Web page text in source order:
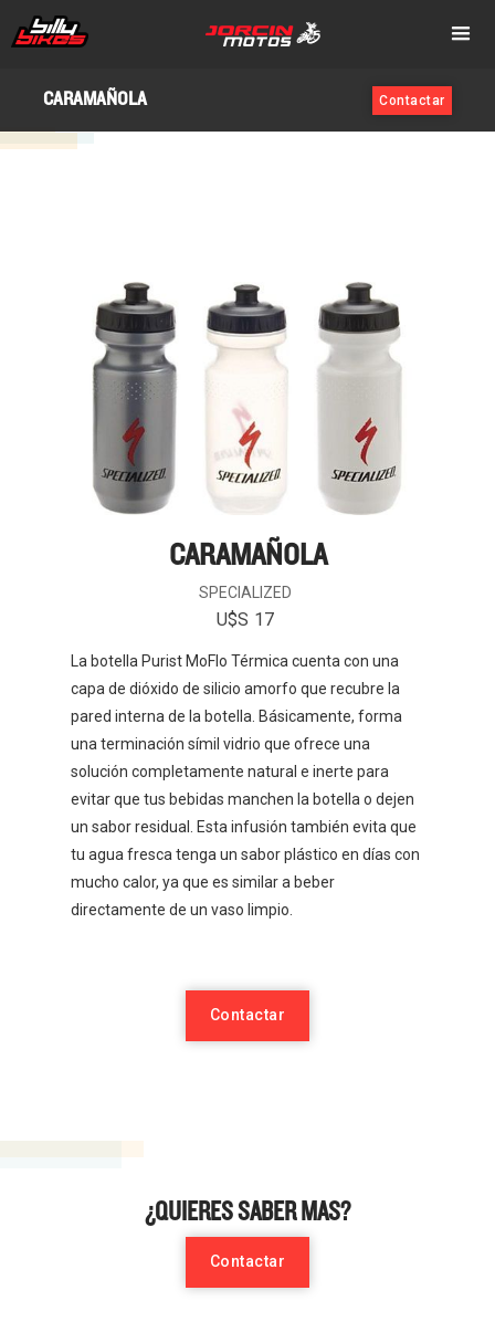
CARAMAÑOLA Contactar
CARAMAÑOLA
SPECIALIZED
U$S 17
La botella Purist MoFlo Térmica cuenta con una
capa de dióxido de silicio amorfo que recubre la
pared interna de la botella. Básicamente, forma
una terminación símil vidrio que ofrece una
solución completamente natural e inerte para
evitar que tus bebidas manchen la botella o dejen
un sabor residual. Esta infusión también evita que
tu agua fresca tenga un sabor plástico en días con
mucho calor, ya que es similar a beber
directamente de un vaso limpio.
Contactar
¿QUIERES SABER MAS?
Contactar